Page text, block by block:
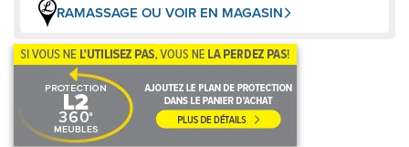
RAMASSAGE OU VOIR EN MAGASIN